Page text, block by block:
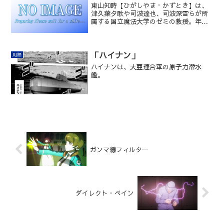
東山知時【ひがしやま・かずとき】は、
津久葉夕歌や司波達也、司波深雪らが所
属する国立魔法大学のゼミの教授。年齢
用語 「ハイナン」
ハイナンは、大亜連合軍の原子力潜水
艦。
ガンマ線フィルター
ダイレクト・ペイン